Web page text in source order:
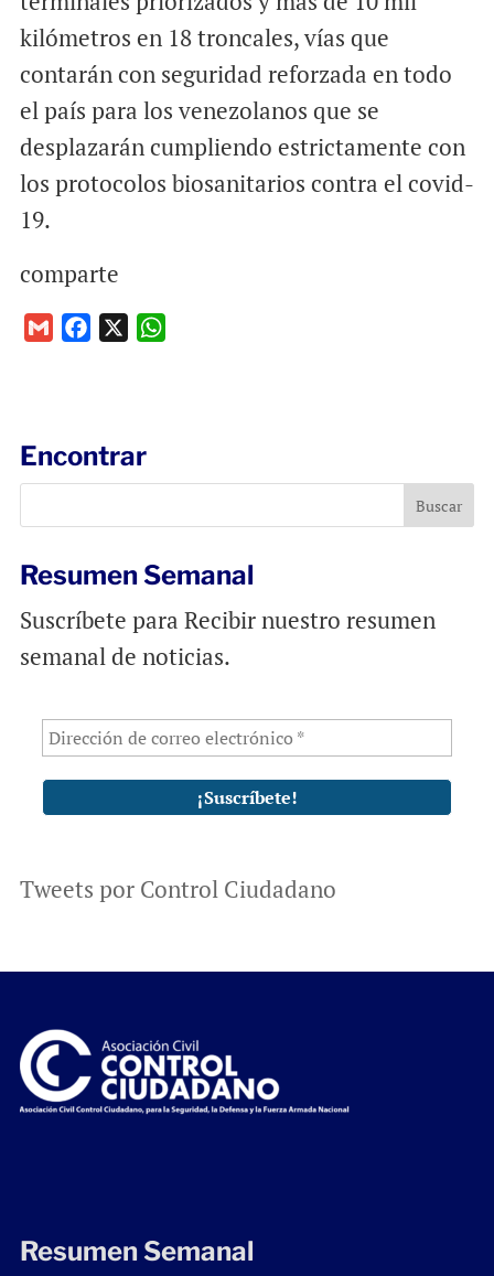
kilómetros en 18 troncales, vías que
contarán con seguridad reforzada en todo
el país para los venezolanos que se
desplazarán cumpliendo estrictamente con
los protocolos biosanitarios contra el covid-
19.
comparte
o
k
p
Encontrar
Resumen Semanal
Suscríbete para Recibir nuestro resumen
semanal de noticias.
Tweets por Control Ciudadano
Resumen Semanal